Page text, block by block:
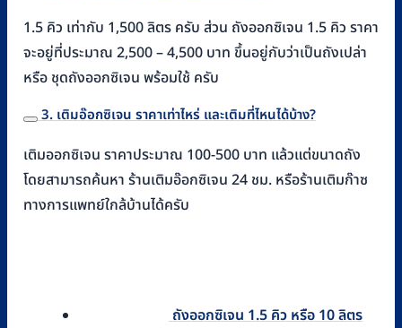
1.5 คิว เท่ากับ 1,500 ลิตร ครับ ส่วน ถังออกซิเจน 1.5 คิว ราคา
จะอยู่ที่ประมาณ 2,500 – 4,500 บาท ขึ้นอยู่กับว่าเป็นถังเปล่า
หรือ ชุดถังออกซิเจน พร้อมใช้ ครับ
3. เติมอ๊อกซิเจน ราคาเท่าไหร่ และเติมที่ไหนได้บ้าง?
เติมออกซิเจน ราคาประมาณ 100-500 บาท แล้วแต่ขนาดถัง
โดยสามารถค้นหา ร้านเติมอ๊อกซิเจน 24 ชม. หรือร้านเติมก๊าซ
ทางการแพทย์ใกล้บ้านได้ครับ
ถังออกซิเจน 1.5 คิว หรือ 10 ลิตร